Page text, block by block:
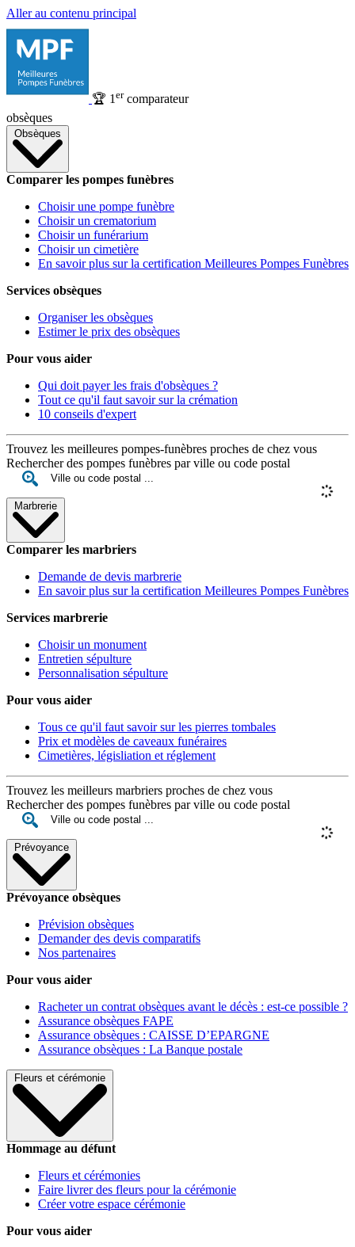
Aller au contenu principal
🏆 1 ercomparateur
obsèques
Obsèques
Comparer les pompes funèbres
Choisir une pompe funèbre
Choisir un crematorium
Choisir un funérarium
Choisir un cimetière
En savoir plus sur la certification Meilleures Pompes Funèbres
Services obsèques
Organiser les obsèques
Estimer le prix des obsèques
Pour vous aider
Qui doit payer les frais d'obsèques ?
Tout ce qu'il faut savoir sur la crémation
10 conseils d'expert
Trouvez les meilleures pompes-funèbres proches de chez vous
Rechercher des pompes funèbres par ville ou code postal
Marbrerie
Comparer les marbriers
Demande de devis marbrerie
En savoir plus sur la certification Meilleures Pompes Funèbres
Services marbrerie
Choisir un monument
Entretien sépulture
Personnalisation sépulture
Pour vous aider
Tous ce qu'il faut savoir sur les pierres tombales
Prix et modèles de caveaux funéraires
Cimetières, législiation et réglement
Trouvez les meilleurs marbriers proches de chez vous
Rechercher des pompes funèbres par ville ou code postal
Prévoyance
Prévoyance obsèques
Prévision obsèques
Demander des devis comparatifs
Nos partenaires
Pour vous aider
Racheter un contrat obsèques avant le décès : est-ce possible ?
Assurance obsèques FAPE
Assurance obsèques : CAISSE D’EPARGNE
Assurance obsèques : La Banque postale
Fleurs et cérémonie
Hommage au défunt
Fleurs et cérémonies
Faire livrer des fleurs pour la cérémonie
Créer votre espace cérémonie
Pour vous aider